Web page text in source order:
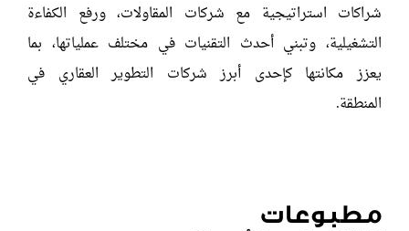
شراكات استراتيجية مع شركات المقاولات، ورفع الكفاءة
التشغيلية، وتبني أحدث التقنيات في مختلف عملياتها، بما
يعزز مكانتها كإحدى أبرز شركات التطوير العقاري في
المنطقة.
مطبوعات